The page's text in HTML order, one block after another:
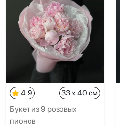
4.9
33 x 40 см
Букет из 9 розовых
пионов